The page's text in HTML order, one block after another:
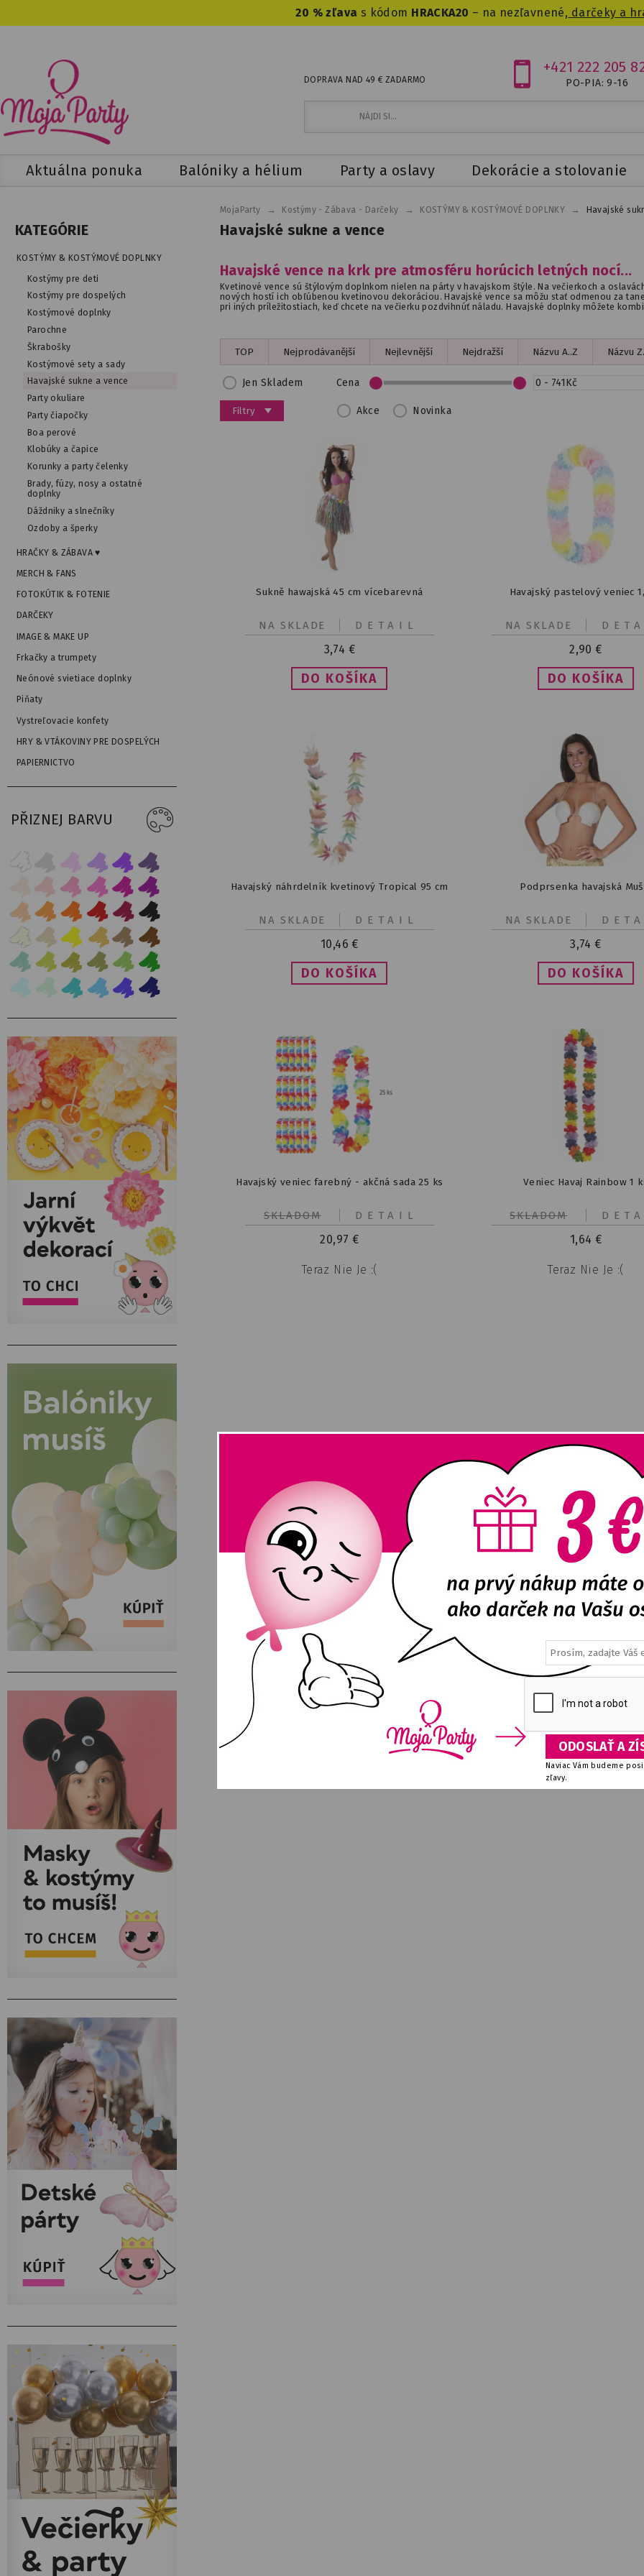
Naviac Vám budeme
zľavy.
20 % zľava s kódom HRACKA20 – na nezľavnené, darčeky a
DOPRAVA NAD 49 € ZADARMO
+421 222 205
PO-PIA: 9-16
Aktuálna ponuka Balóniky a hélium Party a oslavy Dekorácie a stolovanie
KATEGÓRIE
KOSTÝMY & KOSTÝMOVÉ DOPLNKY
Kostýmy pre deti
Kostýmy pre dospelých
Kostýmové doplnky
Parochne
Škrabošky
Kostýmové sety a sady
Havajské sukne a vence
Party okuliare
Party čiapočky
Boa perové
Klobúky a čapice
Korunky a party čelenky
Brady, fúzy, nosy a ostatné
doplnky
Dáždniky a slnečníky
Ozdoby a šperky
HRAČKY & ZÁBAVA ♥
MERCH & FANS
FOTOKÚTIK & FOTENIE
DARČEKY
IMAGE & MAKE UP
Frkačky a trumpety
Neónové svietiace doplnky
Piňaty
Vystreľovacie konfety
HRY & VTÁKOVINY PRE DOSPELÝCH
PAPIERNICTVO
PŘIZNEJ BARVU
Havajské sukne a vence
MojaParty → Kostýmy - Zábava - Darčeky → KOSTÝMY & KOSTÝMOVÉ DOPLNKY → Havajské
Havajské vence na krk pre atmosféru horúcich letných nocí...
Kvetinové vence sú štýlovým doplnkom nielen na párty v havajskom štýle. Na večierkoch a
nových hostí ich obľúbenou kvetinovou dekoráciou. Havajské vence sa môžu stať odmenou za
pri iných príležitostiach, keď chcete na večierku pozdvihnúť náladu. Havajské doplnky môžete
TOP Nejprodávanější Nejlevnější Nejdražší Názvu A..Z Názvu
Filtry
Jen Skladem
Akce Novinka
Cena
Sukně hawajská 45 cm vícebarevná
3,74 €
DETAIL
NA SKLADE
Havajský pastelový veniec
2,90 €
NA SKLADE
Havajský náhrdelník kvetinový Tropical 95 cm
10,46 €
DETAIL
NA SKLADE
Podprsenka havajská
3,74 €
NA SKLADE
Havajský veniec farebný - akčná sada 25 ks
20,97 €
Teraz Nie Je :(
DETAIL
SKLADOM
Veniec Havaj Rainbow 1
1,64 €
Teraz Nie Je :(
SKLADOM